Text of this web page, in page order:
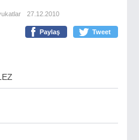
27.12.2010
Paylaş Tweet